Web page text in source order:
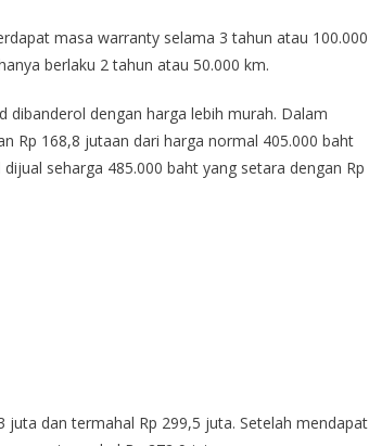
masa warranty selama 3 tahun atau 100.000
berlaku 2 tahun atau 50.000 km.
dibanderol dengan harga lebih murah. Dalam
Rp 168,8 jutaan dari harga normal 405.000 baht
seharga 485.000 baht yang setara dengan Rp
juta dan termahal Rp 299,5 juta. Setelah mendapat